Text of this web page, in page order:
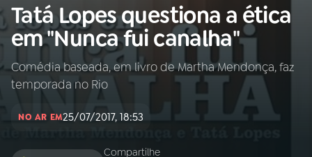
Buscar
na
Rádio
MEC
Buscar
Início
Tatá Lopes questiona a ética
em "Nunca fui canalha"
Comédia baseada, em livro de Martha Mendonça, faz
temporada no Rio
NO AR EM25/07/2017, 18:53
Compartilhe